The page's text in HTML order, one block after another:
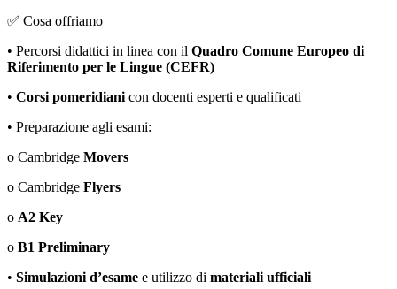
✅ Cosa offriamo
• Percorsi didattici in linea con il Quadro Comune Europeo di
Riferimento per le Lingue (CEFR)
• Corsi pomeridiani con docenti esperti e qualificati
• Preparazione agli esami:
o Cambridge Movers
o Cambridge Flyers
o A2 Key
o B1 Preliminary
• Simulazioni d’esame e utilizzo di materiali ufficiali